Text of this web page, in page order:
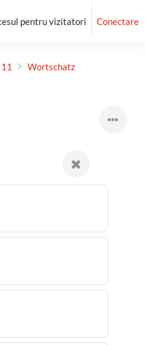
pentru vizitatori Conectare
Wortschatz